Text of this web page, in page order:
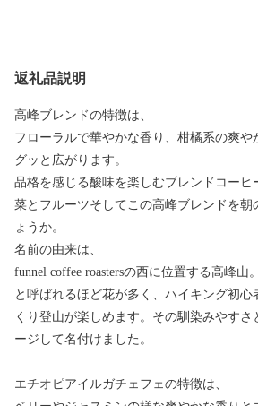
返礼品説明
高峰ブレンドの特徴は、
フローラルで華やかな香り、柑橘系の爽や
グッと広がります。
品格を感じる酸味を楽しむブレンドコーヒ
菜とフルーツそしてこの高峰ブレンドを朝
ょうか。
名前の由来は、
funnel coffee roastersの西に位置する高峰山
と呼ばれるほど花が多く、ハイキング初心
くり登山が楽しめます。その馴染みやすさ
ージして名付けました。
エチオピアイルガチェフェの特徴は、